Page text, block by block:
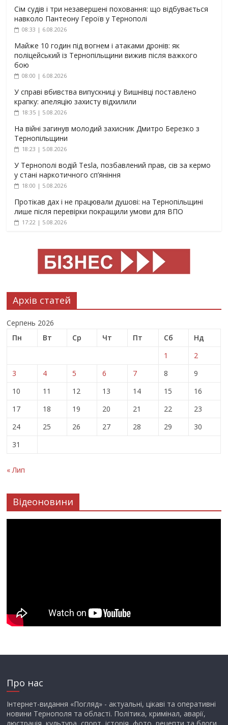
Сім судів і три незавершені поховання: що відбувається
навколо Пантеону Героїв у Тернополі
08:33 | 6.08.2026
Майже 10 годин під вогнем і атаками дронів: як
поліцейський із Тернопільщини вижив після важкого
бою
08:00 | 6.08.2026
У справі вбивства випускниці у Вишнівці поставлено
крапку: апеляцію захисту відхилили
18:35 | 5.08.2026
На війні загинув молодий захисник Дмитро Березко з
Тернопільщини
18:23 | 5.08.2026
У Тернополі водій Tesla, позбавлений прав, сів за кермо
у стані наркотичного сп’яніння
18:00 | 5.08.2026
Протікав дах і не працювали душові: на Тернопільщині
лише після перевірки покращили умови для ВПО
17:22 | 5.08.2026
Архів статей
Серпень 2026
Пн
Вт Ср Чт Пт Сб
Нд
1
2
3
4 5 6 7 8
9
10
11 12 13 14 15
16
17
18 19 20 21 22
23
24
25 26 27 28 29
30
31
« Лип
Відеоновини
Про нас
Інтернет-видання «Погляд» - актуальні, цікаві та оперативні
новини Тернополя та області. Політика, кримінал, аварії,
люстрація, культура, спорт, історія, фото, рецепти та блоги